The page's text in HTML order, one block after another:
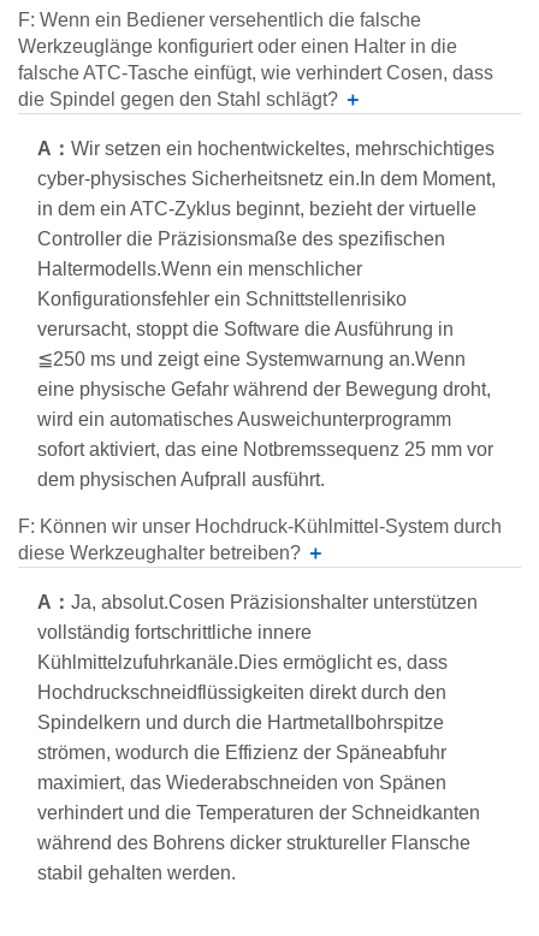
F: Wenn ein Bediener versehentlich die falsche
Werkzeuglänge konfiguriert oder einen Halter in die
falsche ATC-Tasche einfügt, wie verhindert Cosen, dass
die Spindel gegen den Stahl schlägt? ＋
A： Wir setzen ein hochentwickeltes, mehrschichtiges
cyber-physisches Sicherheitsnetz ein.In dem Moment,
in dem ein ATC-Zyklus beginnt, bezieht der virtuelle
Controller die Präzisionsmaße des spezifischen
Haltermodells.Wenn ein menschlicher
Konfigurationsfehler ein Schnittstellenrisiko
verursacht, stoppt die Software die Ausführung in
≦250 ms und zeigt eine Systemwarnung an.Wenn
eine physische Gefahr während der Bewegung droht,
wird ein automatisches Ausweichunterprogramm
sofort aktiviert, das eine Notbremssequenz 25 mm vor
dem physischen Aufprall ausführt.
F: Können wir unser Hochdruck-Kühlmittel-System durch
diese Werkzeughalter betreiben? ＋
A： Ja, absolut.Cosen Präzisionshalter unterstützen
vollständig fortschrittliche innere
Kühlmittelzufuhrkanäle.Dies ermöglicht es, dass
Hochdruckschneidflüssigkeiten direkt durch den
Spindelkern und durch die Hartmetallbohrspitze
strömen, wodurch die Effizienz der Späneabfuhr
maximiert, das Wiederabschneiden von Spänen
verhindert und die Temperaturen der Schneidkanten
während des Bohrens dicker struktureller Flansche
stabil gehalten werden.